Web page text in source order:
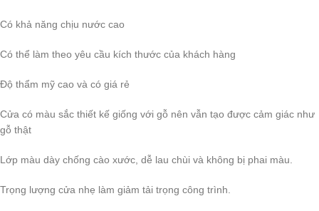
Có khả năng chịu nước cao
Có thể làm theo yêu cầu kích thước của khách hàng
Độ thẩm mỹ cao và có giá rẻ
Cửa có màu sắc thiết kế giống với gỗ nên vẫn tạo được cảm giác như
gỗ thật
Lớp màu dày chống cào xước, dễ lau chùi và không bị phai màu.
Trọng lượng cửa nhẹ làm giảm tải trọng công trình.